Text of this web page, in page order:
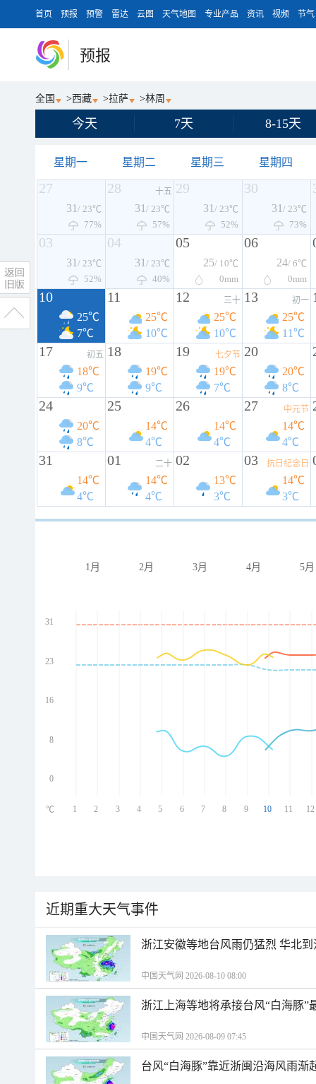
首页 预报 预警 雷达 云图 天气地图 专业产品 资讯 视频 节气
预报
全国 >西藏 >拉萨 >林周
今天 7天 8-15天
星期一 星期二 星期三 星期四
27
31 / 23℃
77%
28 十五
31 / 23℃
57%
29
31 / 23℃
52%
30
31 / 23℃
73%
03
31 / 23℃
52%
04
31 / 23℃
40%
05
25/ 10℃
0mm
06
24/ 6℃
0mm
10
25℃
7℃
11
25℃
10℃
12 三十
25℃
10℃
13 初一
25℃
11℃
17 初五
18℃
9℃
18
19℃
9℃
19 七夕节
19℃
7℃
20
20℃
8℃
24
20℃
8℃
25
14℃
4℃
26
14℃
4℃
27 中元节
14℃
4℃
31
14℃
4℃
01 二十
14℃
4℃
02
13℃
3℃
03 抗日纪念日
14℃
3℃
1月 2月 3月 4月 5月
31
23
16
8
0
1 2 3 4 5 6 7 8 9 10 11 12
℃
近期重大天气事件
浙江安徽等地台风雨仍猛烈 华北
中国天气网 2026-08-10 08:00
浙江上海等地将承接台风“白海豚”
中国天气网 2026-08-09 07:45
台风“白海豚”靠近浙闽沿海风雨渐